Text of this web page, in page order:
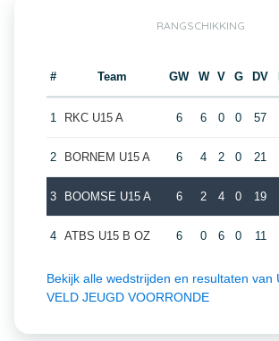
RANGSCHIKKING
# Team GW W V G DV
1 RKC U15 A 6 6 0 0 57
2 BORNEM U15 A 6 4 2 0 21
3 BOOMSE U15 A 6 2 4 0 19
4 ATBS U15 B OZ 6 0 6 0 11
Bekijk alle wedstrijden en resultaten van
VELD JEUGD VOORRONDE